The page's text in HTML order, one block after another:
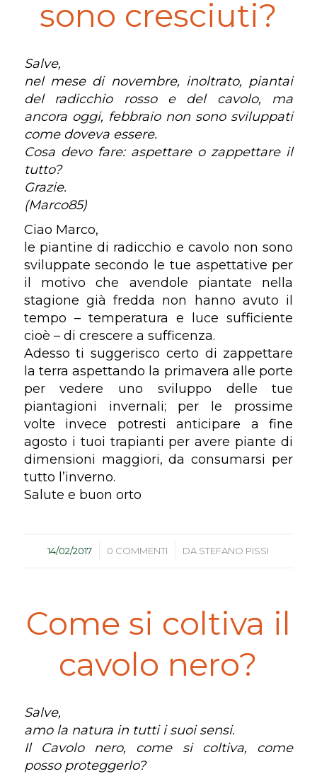
sono cresciuti?
Salve,
nel mese di novembre, inoltrato, piantai
del radicchio rosso e del cavolo, ma
ancora oggi, febbraio non sono sviluppati
come doveva essere.
Cosa devo fare: aspettare o zappettare il
tutto?
Grazie.
(Marco85)
Ciao Marco,
le piantine di radicchio e cavolo non sono
sviluppate secondo le tue aspettative per
il motivo che avendole piantate nella
stagione già fredda non hanno avuto il
tempo – temperatura e luce sufficiente
cioè – di crescere a sufficenza.
Adesso ti suggerisco certo di zappettare
la terra aspettando la primavera alle porte
per vedere uno sviluppo delle tue
piantagioni invernali; per le prossime
volte invece potresti anticipare a fine
agosto i tuoi trapianti per avere piante di
dimensioni maggiori, da consumarsi per
tutto l’inverno.
Salute e buon orto
14/02/2017
/ 0 COMMENTI
/ DA STEFANO PISSI
Come si coltiva il
cavolo nero?
Salve,
amo la natura in tutti i suoi sensi.
Il Cavolo nero, come si coltiva, come
posso proteggerlo?